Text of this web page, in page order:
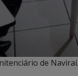
de Naviraí.